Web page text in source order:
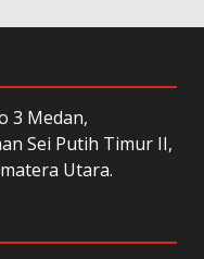
3 Medan,
Sei Putih Timur II,
Utara.